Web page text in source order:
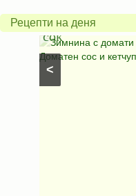
Рецепти на деня
<
Доматен
сок
Зимнина с домати
Доматен сос и кетчуп